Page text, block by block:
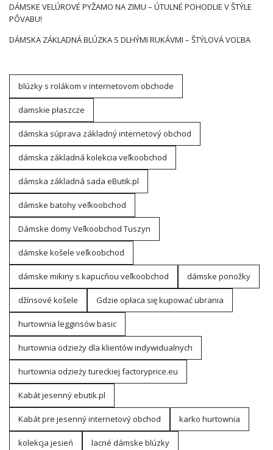
DÁMSKE VELÚROVÉ PYŽAMO NA ZIMU – ÚTULNÉ POHODLIE V ŠTÝLE
PÔVABU!
DÁMSKA ZÁKLADNÁ BLÚZKA S DLHÝMI RUKÁVMI – ŠTÝLOVÁ VOĽBA
blúzky s rolákom v internetovom obchode
damskie płaszcze
dámska súprava základný internetový obchod
dámska základná kolekcia veľkoobchod
dámska základná sada eButik.pl
dámske batohy veľkoobchod
Dámske domy Veľkoobchod Tuszyn
dámske košele veľkoobchod
dámske mikiny s kapucňou veľkoobchod dámske ponožky
džínsové košele Gdzie opłaca się kupować ubrania
hurtownia legginsów basic
hurtownia odzieży dla klientów indywidualnych
hurtownia odzieży tureckiej factoryprice.eu
Kabát jesenný ebutik.pl
Kabát pre jesenný internetový obchod karko hurtownia
kolekcja jesień lacné dámske blúzky